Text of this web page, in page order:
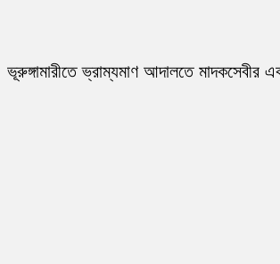
ভূরুঙ্গামারীতে ভ্রাম্যমাণ আদালতে মাদকসেবীর